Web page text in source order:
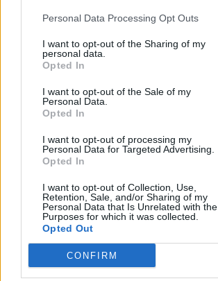
Personal Data Processing Opt Outs
I want to opt-out of the Sharing of my
personal data.
Opted In
I want to opt-out of the Sale of my
Personal Data.
Opted In
I want to opt-out of processing my
Personal Data for Targeted Advertising.
Opted In
I want to opt-out of Collection, Use,
Retention, Sale, and/or Sharing of my
Personal Data that Is Unrelated with the
Purposes for which it was collected.
Opted Out
CONFIRM